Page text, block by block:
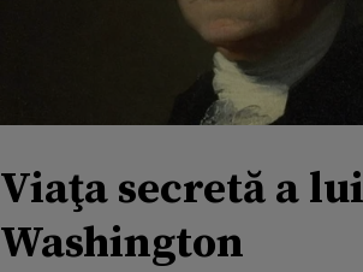
Viaţa secretă a
Washington